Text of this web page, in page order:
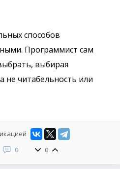
способов
Программист сам
выбирая
не читабельность или
0 0